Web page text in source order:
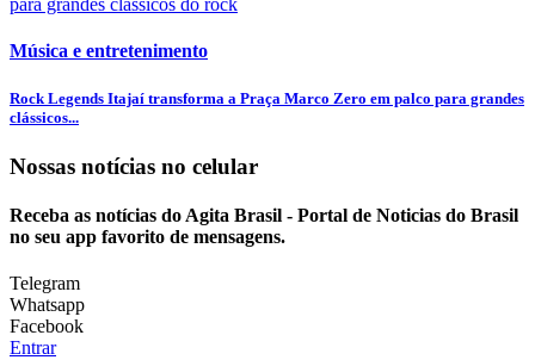
Música e entretenimento
Rock Legends Itajaí transforma a Praça Marco Zero em palco para grandes
clássicos...
Nossas notícias no celular
Receba as notícias do Agita Brasil - Portal de Noticias do Brasil
no seu app favorito de mensagens.
Telegram
Whatsapp
Facebook
Entrar